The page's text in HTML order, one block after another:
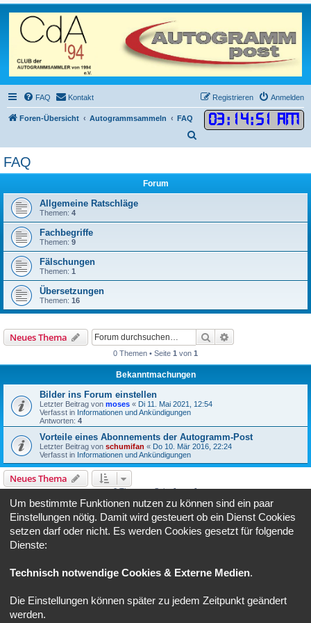
FAQ Kontakt Anmelden
Registrieren
Foren-Übersicht Autogrammsammeln FAQ 03: 14:51 AM
FAQ
Forum
Allgemeine Ratschläge
Themen: 4
Fachbegriffe
Themen: 9
Fälschungen
Themen: 1
Übersetzungen
Themen: 16
Neues Thema Suche
0 Themen • Seite 1 von 1
Bekanntmachungen
Bilder ins Forum einstellen
Letzter Beitrag von moses « Di 11. Mai 2021, 12:54
Verfasst in Informationen und Ankündigungen
Antworten: 4
Vorteile eines Abonnements der Autogramm-Post
Letzter Beitrag von schumifan « Do 10. Mär 2016, 22:24
Verfasst in Informationen und Ankündigungen
Neues Thema
0 Themen • Seite1von1
Gehe zu
BERECHTIGUNGEN IN DIESEM FORUM
Du darfst deine Beiträge in diesem Forumnicht ändern.
Foren-Übersicht Alle Zeiten sindUTC+02:00
Um bestimmte Funktionen nutzen zu können sind ein paar
Einstellungen nötig. Damit wird gesteuert ob ein Dienst Cookies
setzen darf oder nicht. Es werden Cookies gesetzt für folgende
Dienste:
Technisch notwendige Cookies & Externe Medien.
Die Einstellungen können später zu jedem Zeitpunkt geändert
werden.